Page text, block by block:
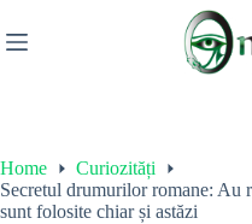
to
content
Home
Curiozități
Secretul drumurilor romane: Au
sunt folosite chiar și astăzi